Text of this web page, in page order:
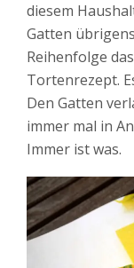
diesem
Gatten
Reihenfolge
Tortenrezept.
Den Gatten
immer mal in
Immer ist was.